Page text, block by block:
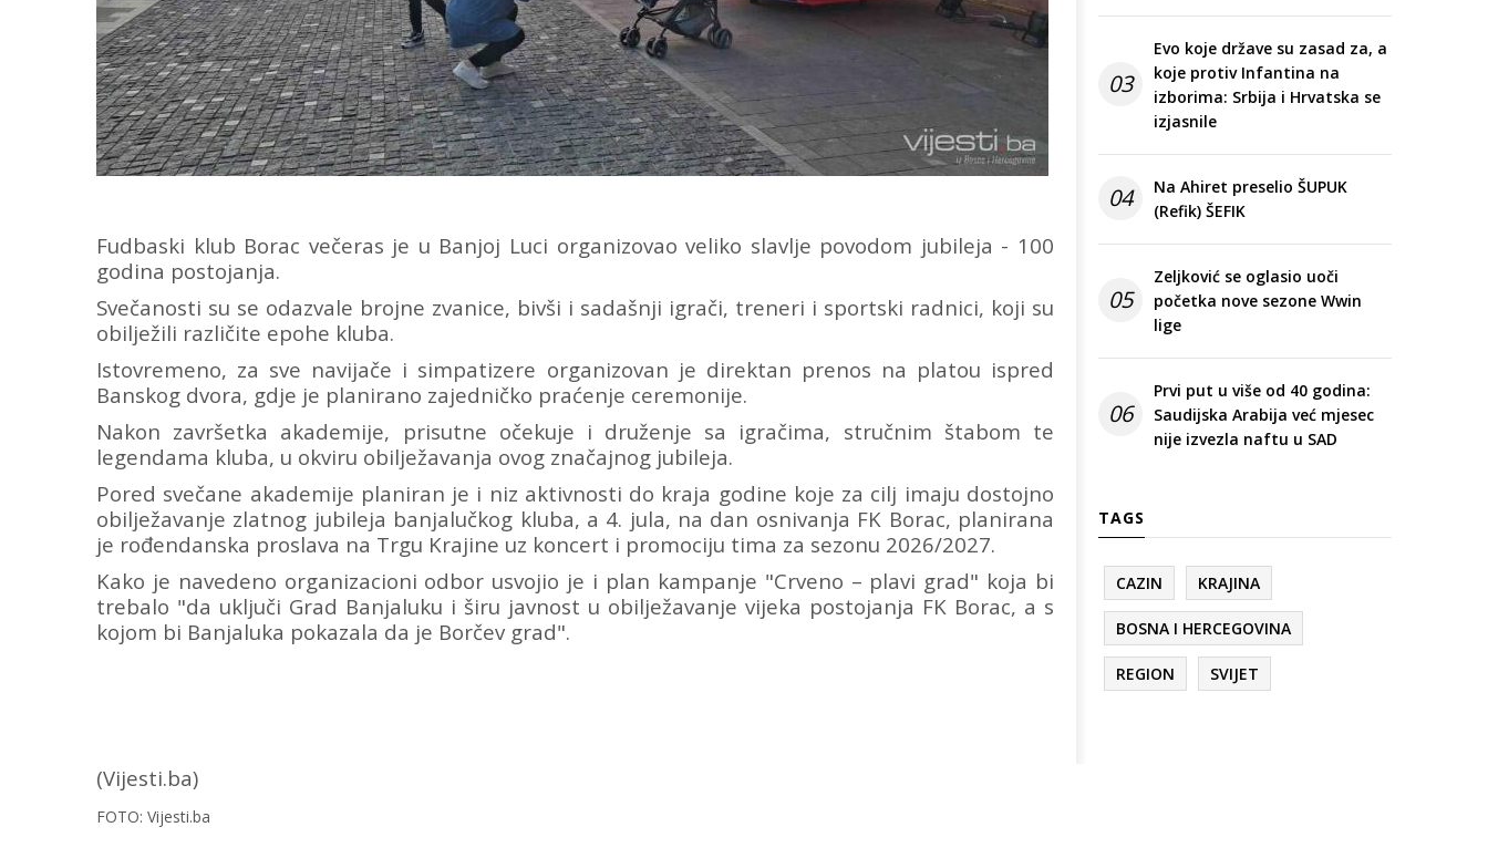
Fudbaski klub Borac večeras je u Banjoj Luci organizovao veliko slavlje povodom jubileja - 100
godina postojanja.
Svečanosti su se odazvale brojne zvanice, bivši i sadašnji igrači, treneri i sportski radnici, koji su
obilježili različite epohe kluba.
Istovremeno, za sve navijače i simpatizere organizovan je direktan prenos na platou ispred
Banskog dvora, gdje je planirano zajedničko praćenje ceremonije.
Nakon završetka akademije, prisutne očekuje i druženje sa igračima, stručnim štabom te
legendama kluba, u okviru obilježavanja ovog značajnog jubileja.
Pored svečane akademije planiran je i niz aktivnosti do kraja godine koje za cilj imaju dostojno
obilježavanje zlatnog jubileja banjalučkog kluba, a 4. jula, na dan osnivanja FK Borac, planirana
je rođendanska proslava na Trgu Krajine uz koncert i promociju tima za sezonu 2026/2027.
Kako je navedeno organizacioni odbor usvojio je i plan kampanje "Crveno – plavi grad" koja bi
trebalo "da uključi Grad Banjaluku i širu javnost u obilježavanje vijeka postojanja FK Borac, a s
kojom bi Banjaluka pokazala da je Borčev grad".
(Vijesti.ba)
FOTO: Vijesti.ba
03
Evo koje države su zasad za, a
koje protiv Infantina na
izborima: Srbija i Hrvatska se
izjasnile
04
Na Ahiret preselio ŠUPUK
(Refik) ŠEFIK
05
Zeljković se oglasio uoči
početka nove sezone Wwin
lige
06
Prvi put u više od 40 godina:
Saudijska Arabija već mjesec
nije izvezla naftu u SAD
TAGS
CAZIN KRAJINA
BOSNA I HERCEGOVINA
REGION SVIJET